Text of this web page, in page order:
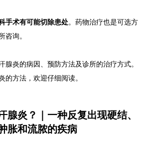
手术有可能切除患处。药物治疗也是可选方
咨询。
腺炎的病因、预防方法及诊所的治疗方式。
的方法，欢迎仔细阅读。
腺炎？｜一种反复出现硬结、
胀和流脓的疾病